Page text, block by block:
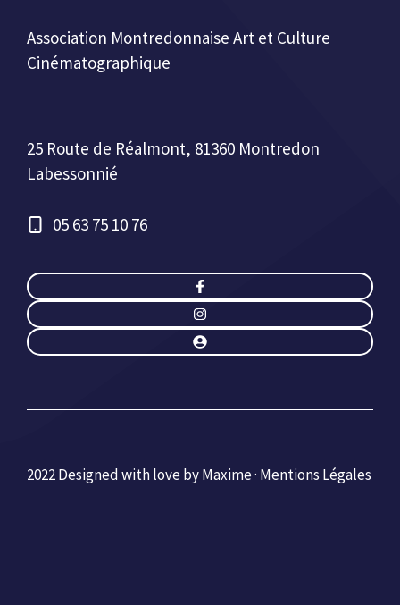
Association Montredonnaise Art et Culture
Cinématographique
25 Route de Réalmont, 81360 Montredon
Labessonnié
05 63 75 10 76
2022 Designed with love by Maxime · Mentions Légales